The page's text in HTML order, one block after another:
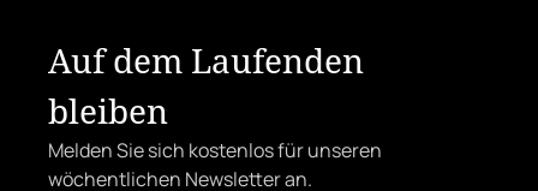
Auf dem Laufenden
bleiben
Melden Sie sich kostenlos für unseren
wöchentlichen Newsletter an.